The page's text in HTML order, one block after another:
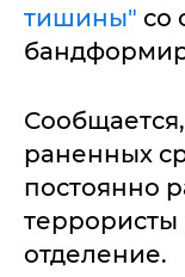
тишины" со
раненных
постоянно
террористы
отделение.